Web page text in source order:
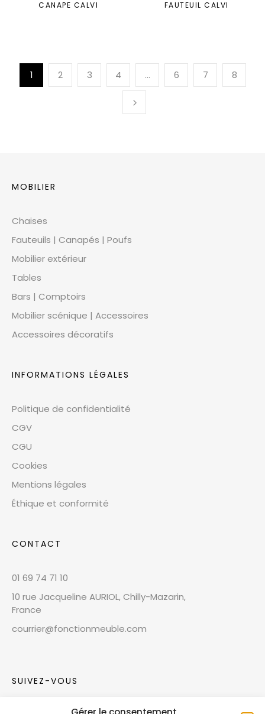
CANAPE CALVI FAUTEUIL CALVI
1 2 3 4 … 6 7 8
MOBILIER
Chaises
Fauteuils | Canapés | Poufs
Mobilier extérieur
Tables
Bars | Comptoirs
Mobilier scénique | Accessoires
Accessoires décoratifs
INFORMATIONS LÉGALES
Politique de confidentialité
CGV
CGU
Cookies
Mentions légales
Éthique et conformité
CONTACT
01 69 74 71 10
10 rue Jacqueline AURIOL, Chilly-Mazarin,
France
courrier@fonctionmeuble.com
SUIVEZ-VOUS